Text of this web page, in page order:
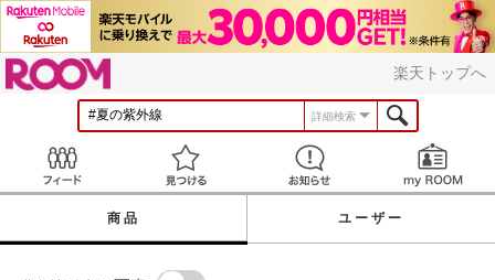
楽天トップへ
詳細検索
見つける お知らせ
商品 ユーザー